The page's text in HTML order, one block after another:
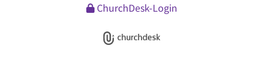
ChurchDesk-Login